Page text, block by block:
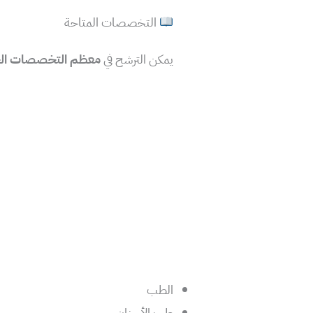
التخصصات المتاحة
يمكن الترشح فيمعظم التخصصات
الطب